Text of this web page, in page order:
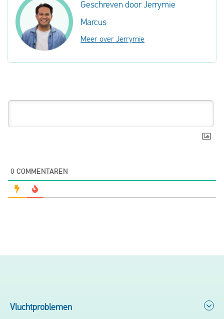
Geschreven door Jerrymie
Marcus
Meer over Jerrymie
0 COMMENTAREN
Vluchtproblemen